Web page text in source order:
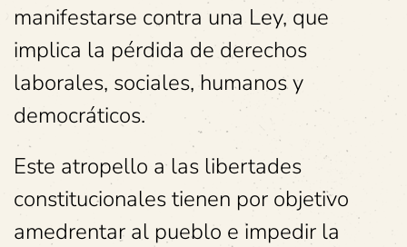
manifestarse contra una Ley, que
implica la pérdida de derechos
laborales, sociales, humanos y
democráticos.
Este atropello a las libertades
constitucionales tienen por objetivo
amedrentar al pueblo e impedir la